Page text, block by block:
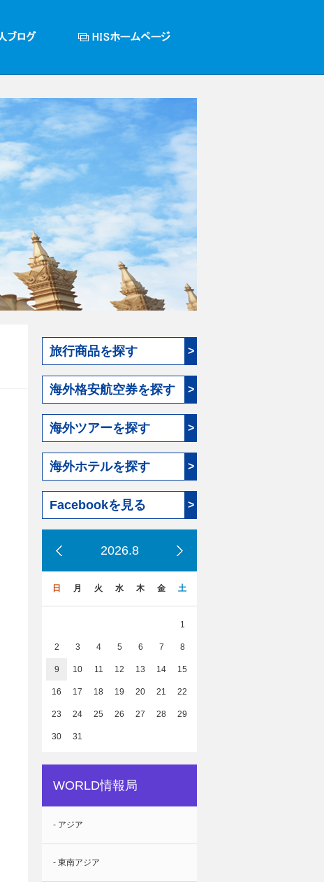
旅行商品を探す >
海外格安航空券を探す >
海外ツアーを探す >
海外ホテルを探す >
Facebookを見る >
2026.8
日 月 火 水 木 金 土
1
2 3 4 5 6 7 8
9 10 11 12 13 14 15
16 17 18 19 20 21 22
23 24 25 26 27 28 29
30 31
WORLD情報局
- アジア
- 東南アジア